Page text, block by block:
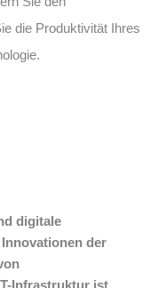
die Produktivität Ihres
digitale
der